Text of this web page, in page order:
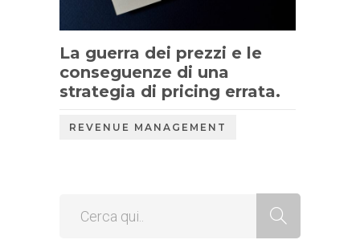
La guerra dei prezzi e le
conseguenze di una
strategia di pricing errata.
REVENUE MANAGEMENT